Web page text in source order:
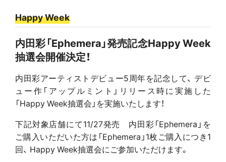
Happy Week
内田彩「Ephemera」発売記念Happy Week
抽選会開催決定！
内田彩アーティストデビュー5周年を記念して、 デビ
ュー作「アップルミント」リリース時に実施した
「Happy Week抽選会」を実施いたします！
下記対象店舗にて11/27発売 内田彩「Ephemera」を
ご購入いただいた方は「Ephemera」1枚ご購入につき1
回、 Happy Week抽選会にご参加いただけます。